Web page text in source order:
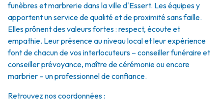
funèbres et marbrerie dans la ville d'Essert. Les équipes y
apportent un service de qualité et de proximité sans faille.
Elles prônent des valeurs fortes : respect, écoute et
empathie. Leur présence au niveau local et leur expérience
font de chacun de vos interlocuteurs – conseiller funéraire et
conseiller prévoyance, maître de cérémonie ou encore
marbrier – un professionnel de confiance.
Retrouvez nos coordonnées :